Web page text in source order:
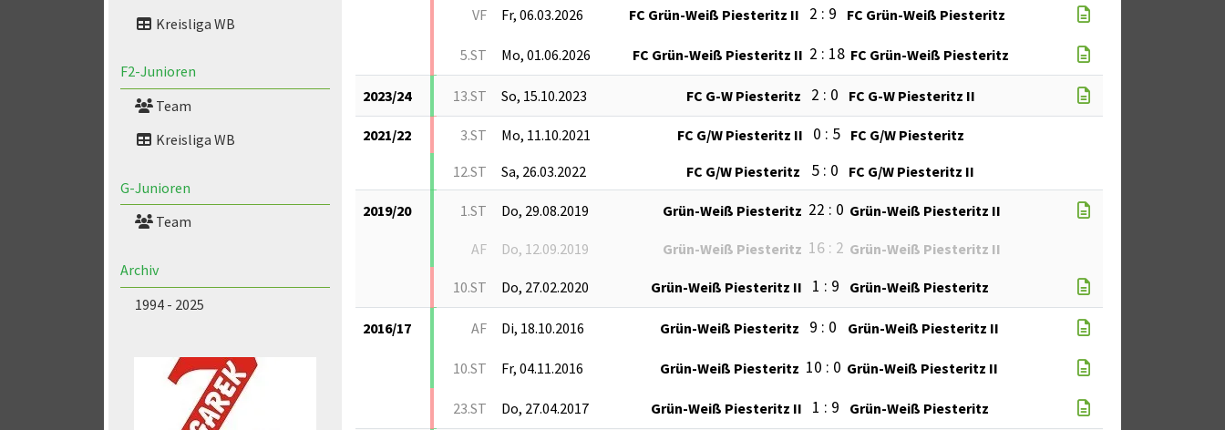
Kreisliga WB
F2-Junioren
Team
Kreisliga WB
G-Junioren
Team
Archiv
1994 - 2025
VF Fr, 06.03.2026 FC Grün-Weiß Piesteritz II 2 : 9 FC Grün-Weiß Piesteritz
5.ST Mo, 01.06.2026 FC Grün-Weiß Piesteritz II 2 : 18 FC Grün-Weiß Piesteritz
2023/24 13.ST So, 15.10.2023 FC G-W Piesteritz 2 : 0 FC G-W Piesteritz II
2021/22 3.ST Mo, 11.10.2021 FC G/W Piesteritz II 0 : 5 FC G/W Piesteritz
12.ST
Sa, 26.03.2022 FC G/W Piesteritz 5 : 0 FC G/W Piesteritz II
2019/20 1.ST Do, 29.08.2019 Grün-Weiß Piesteritz 22 : 0 Grün-Weiß Piesteritz II
AF Do, 12.09.2019 Grün-Weiß Piesteritz 16 : 2 Grün-Weiß Piesteritz II
10.ST Do, 27.02.2020 Grün-Weiß Piesteritz II 1 : 9 Grün-Weiß Piesteritz
2016/17 AF Di, 18.10.2016 Grün-Weiß Piesteritz 9 : 0 Grün-Weiß Piesteritz II
10.ST Fr, 04.11.2016 Grün-Weiß Piesteritz 10 : 0 Grün-Weiß Piesteritz II
23.ST Do, 27.04.2017 Grün-Weiß Piesteritz II 1 : 9 Grün-Weiß Piesteritz